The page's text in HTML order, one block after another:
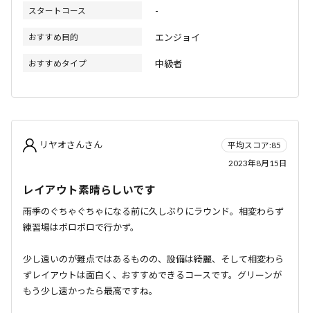
スタートコース -
おすすめ目的 エンジョイ
おすすめタイプ 中級者
リヤオさんさん
平均スコア:85
2023年8月15日
レイアウト素晴らしいです
雨季のぐちゃぐちゃになる前に久しぶりにラウンド。相変わらず
練習場はボロボロで行かず。
少し遠いのが難点ではあるものの、設備は綺麗、そして相変わら
ずレイアウトは面白く、おすすめできるコースです。グリーンが
もう少し速かったら最高ですね。